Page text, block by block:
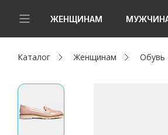
ЖЕНЩИНАМ
Новинки
Женщинам
Мужчинам
Каталог Женщинам Обувь